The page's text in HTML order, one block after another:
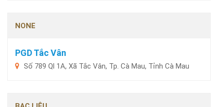
NONE
PGD Tắc Vân
Số 789 Ql 1A, Xã Tắc Vân, Tp. Cà Mau, Tỉnh Cà Mau